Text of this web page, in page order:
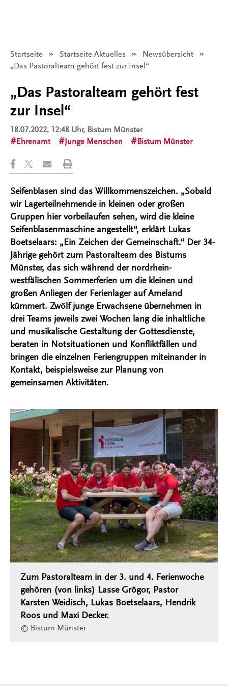
Startseite Startseite Aktuelles
Newsübersicht
Angezeigt:
„Das Pastoralteam gehört fest zur Insel“
„Das Pastoralteam gehört fest
zur Insel“
18.07.2022, 12:48 Uhr, Bistum Münster
Ehrenamt
Junge Menschen Bistum Münster
Seifenblasen sind das Willkommenszeichen. „Sobald
wir Lagerteilnehmende in kleinen oder großen
Gruppen hier vorbeilaufen sehen, wird die kleine
Seifenblasenmaschine angestellt“, erklärt Lukas
Boetselaars: „Ein Zeichen der Gemeinschaft.“ Der 34-
Jährige gehört zum Pastoralteam des Bistums
Münster, das sich während der nordrhein-
westfälischen Sommerferien um die kleinen und
großen Anliegen der Ferienlager auf Ameland
kümmert. Zwölf junge Erwachsene übernehmen in
drei Teams jeweils zwei Wochen lang die inhaltliche
und musikalische Gestaltung der Gottesdienste,
beraten in Notsituationen und Konfliktfällen und
bringen die einzelnen Feriengruppen miteinander in
Kontakt, beispielsweise zur Planung von
gemeinsamen Aktivitäten.
Zum Pastoralteam in der 3. und 4. Ferienwoche
gehören (von links) Lasse Grögor, Pastor
Karsten Weidisch, Lukas Boetselaars, Hendrik
Roos und Maxi Decker.
© Bistum Münster